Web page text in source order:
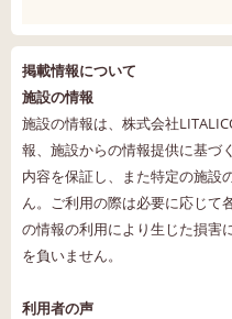
掲載情報について
施設の情報
施設の情報は、株式会社
報、施設からの情報提供に基づ
内容を保証し、また特定の施設
ん。ご利用の際は必要に応じて
の情報の利用により生じた損害
を負いません。
利用者の声